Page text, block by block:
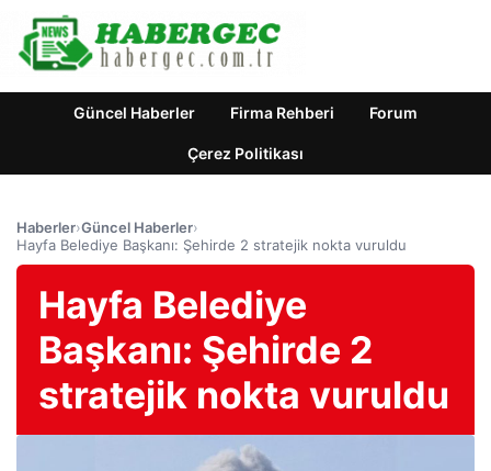
Güncel Haberler Firma Rehberi Forum
Çerez Politikası
Haberler›Güncel Haberler›
Hayfa Belediye Başkanı: Şehirde 2 stratejik nokta vuruldu
Hayfa Belediye
Başkanı: Şehirde 2
stratejik nokta vuruldu